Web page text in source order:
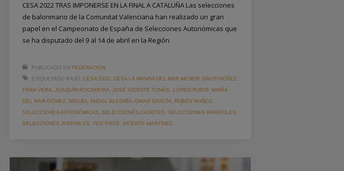
CESA 2022 TRAS IMPONERSE EN LA FINAL A CATALUÑA Las selecciones
de balonmano de la Comunitat Valenciana han realizado un gran
papel en el Campeonato de España de Selecciones Autonómicas que
se ha disputado del 9 al 14 de abril en la Región
PUBLICADO EN FEDERACION
ETIQUETADO BAJO: CESA 2022 CESA LA MANGA DEL MAR MENOR DAVID NÚÑEZ
FRAN VERA
JOAQUÍN ROCAMORA JOSÉ VICENTE TOMÁS LOREN RUBIO
MARÍA
DEL MAR GÓMEZ
MIGUEL ÁNGEL ALEGRÍA OMAR GARCÍA RUBÉN MUÑOZ
SELECCIONES AUTONÓMICAS
SELECCIONES CADETES SELECCIONES INFANTILES
SELECCIONES JUVENILES
TEO PROS VICENTE MARTÍNEZ